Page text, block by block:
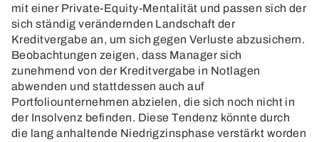
mit einer Private-Equity-Mentalität und passen sich der
sich ständig verändernden Landschaft der
Kreditvergabe an, um sich gegen Verluste abzusichern.
Beobachtungen zeigen, dass Manager sich
zunehmend von der Kreditvergabe in Notlagen
abwenden und stattdessen auch auf
Portfoliounternehmen abzielen, die sich noch nicht in
der Insolvenz befinden. Diese Tendenz könnte durch
die lang anhaltende Niedrigzinsphase verstärkt worden